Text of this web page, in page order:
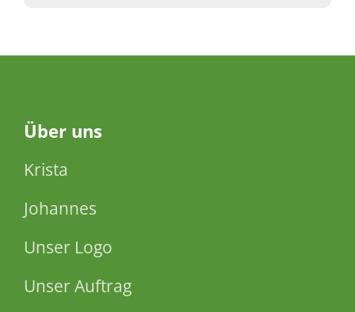
Über uns
Krista
Johannes
Unser Logo
Unser Auftrag